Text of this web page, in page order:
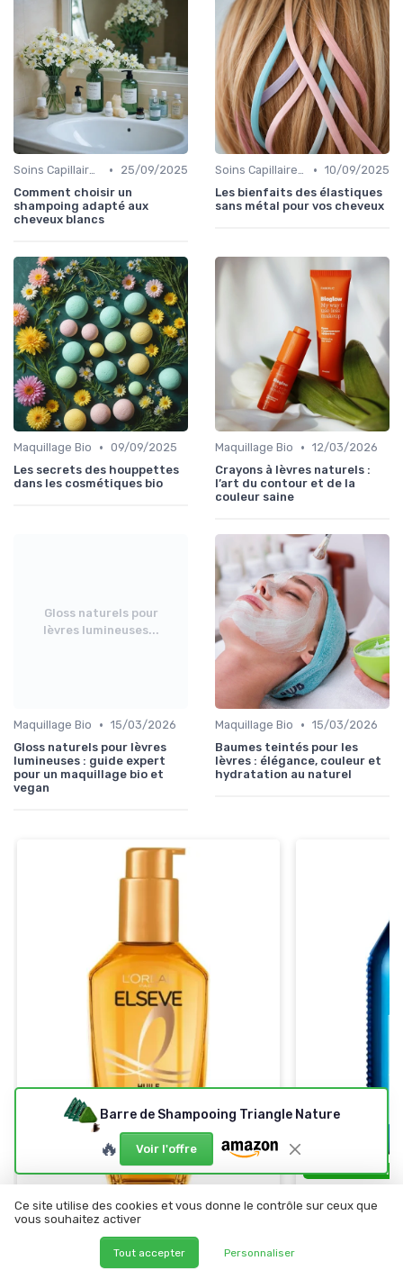
Soins Capillaires Bio •
25/09/2025
Comment choisir un
shampoing adapté aux
cheveux blancs
Soins Capillaires Bio • 10/09/2025
Les bienfaits des élastiques
sans métal pour vos cheveux
Maquillage Bio • 09/09/2025
Les secrets des houppettes
dans les cosmétiques bio
Maquillage Bio • 12/03/2026
Crayons à lèvres naturels :
l’art du contour et de la
couleur saine
Gloss naturels pour
lèvres lumineuses...
Maquillage Bio • 15/03/2026
Gloss naturels pour lèvres
lumineuses : guide expert
pour un maquillage bio et
vegan
Maquillage Bio • 15/03/2026
Baumes teintés pour les
lèvres : élégance, couleur et
hydratation au naturel
⭐ TRÈS BIEN NOTÉ 🔥 POPULAIRE
Huile Extraordinaire L'Oréal Paris
⭐ TRÈS BIEN
Barre de Shampooing Triangle Nature
🔥 Voir l'offre
Ce site utilise des cookies et vous donne le contrôle sur ceux que
vous souhaitez activer
Tout accepter Personnaliser